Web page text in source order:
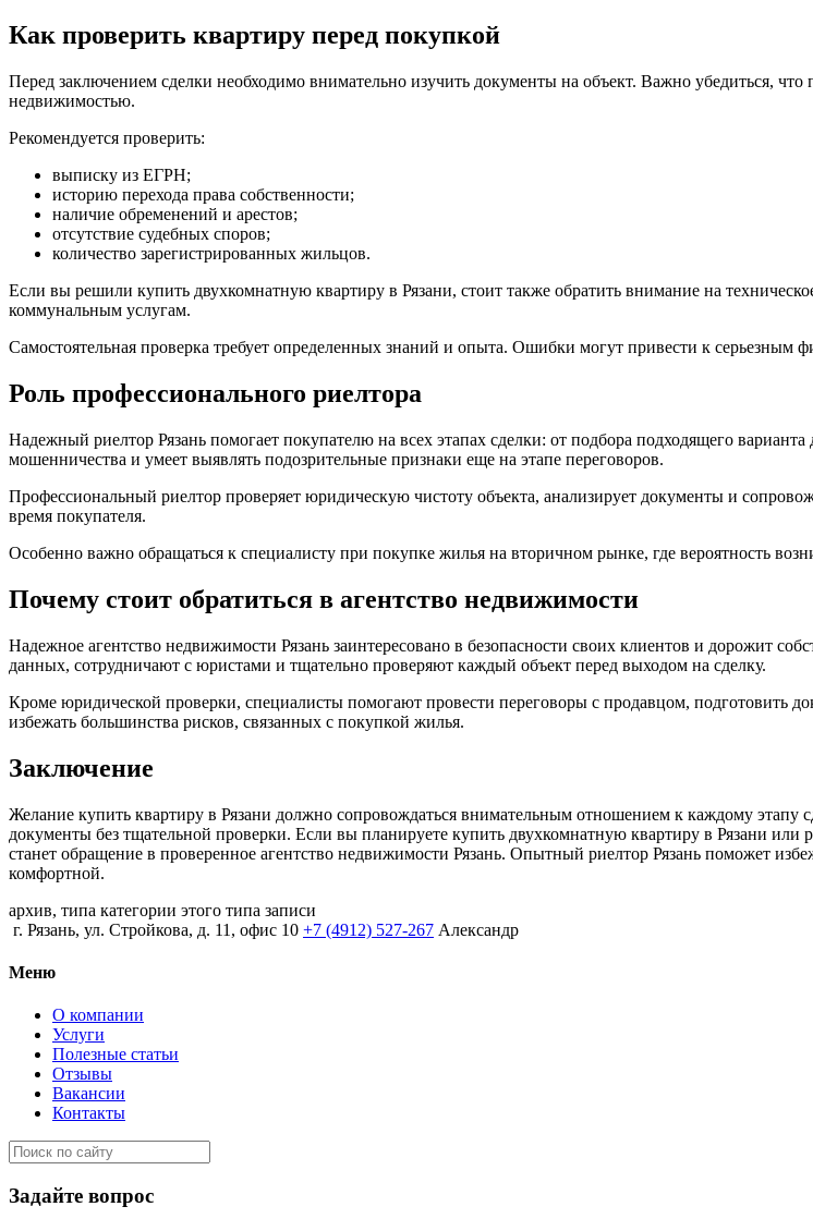
Как проверить квартиру перед покупкой
Перед заключением сделки необходимо внимательно изучить документы на объект. Важно убедиться,
недвижимостью.
Рекомендуется проверить:
выписку из ЕГРН;
историю перехода права собственности;
наличие обременений и арестов;
отсутствие судебных споров;
количество зарегистрированных жильцов.
Если вы решили купить двухкомнатную квартиру в Рязани, стоит также обратить внимание на
коммунальным услугам.
Самостоятельная проверка требует определенных знаний и опыта. Ошибки могут привести к серьезным
Роль профессионального риелтора
Надежный риелтор Рязань помогает покупателю на всех этапах сделки: от подбора подходящего
мошенничества и умеет выявлять подозрительные признаки еще на этапе переговоров.
Профессиональный риелтор проверяет юридическую чистоту объекта, анализирует документы и
время покупателя.
Особенно важно обращаться к специалисту при покупке жилья на вторичном рынке, где вероятность
Почему стоит обратиться в агентство недвижимости
Надежное агентство недвижимости Рязань заинтересовано в безопасности своих клиентов и дорожит
данных, сотрудничают с юристами и тщательно проверяют каждый объект перед выходом на сделку.
Кроме юридической проверки, специалисты помогают провести переговоры с продавцом, подготовить
избежать большинства рисков, связанных с покупкой жилья.
Заключение
Желание купить квартиру в Рязани должно сопровождаться внимательным отношением к каждому
документы без тщательной проверки. Если вы планируете купить двухкомнатную квартиру в Рязани
станет обращение в проверенное агентство недвижимости Рязань. Опытный риелтор Рязань поможет
комфортной.
архив, типа категории этого типа записи
г. Рязань, ул. Стройкова, д. 11, офис 10 +7 (4912) 527-267 Александр
Меню
О компании
Услуги
Полезные статьи
Отзывы
Вакансии
Контакты
Задайте вопрос